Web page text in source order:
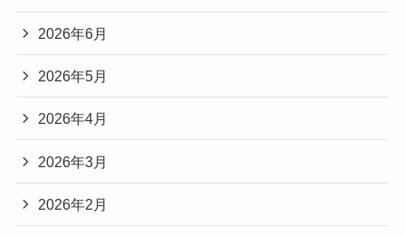
2026年6月
2026年5月
2026年4月
2026年3月
2026年2月